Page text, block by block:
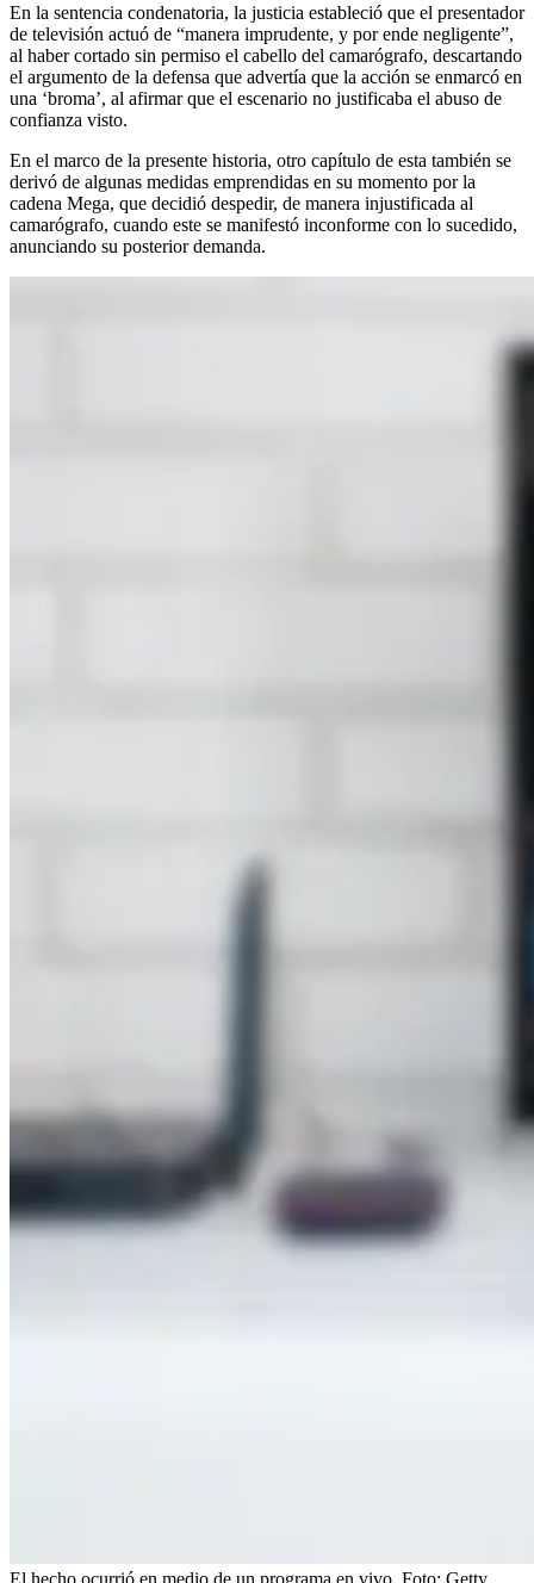
En la sentencia condenatoria, la justicia estableció que el presentador
de televisión actuó de “manera imprudente, y por ende negligente”,
al haber cortado sin permiso el cabello del camarógrafo, descartando
el argumento de la defensa que advertía que la acción se enmarcó en
una ‘broma’, al afirmar que el escenario no justificaba el abuso de
confianza visto.
En el marco de la presente historia, otro capítulo de esta también se
derivó de algunas medidas emprendidas en su momento por la
cadena Mega, que decidió despedir, de manera injustificada al
camarógrafo, cuando este se manifestó inconforme con lo sucedido,
anunciando su posterior demanda.
El hecho ocurrió en medio de un programa en vivo. Foto: Getty